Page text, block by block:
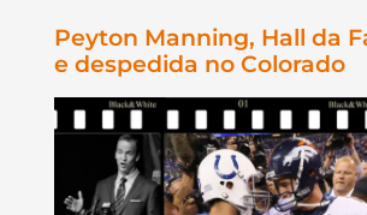
Peyton Manning, Hall da
e despedida no Colorado